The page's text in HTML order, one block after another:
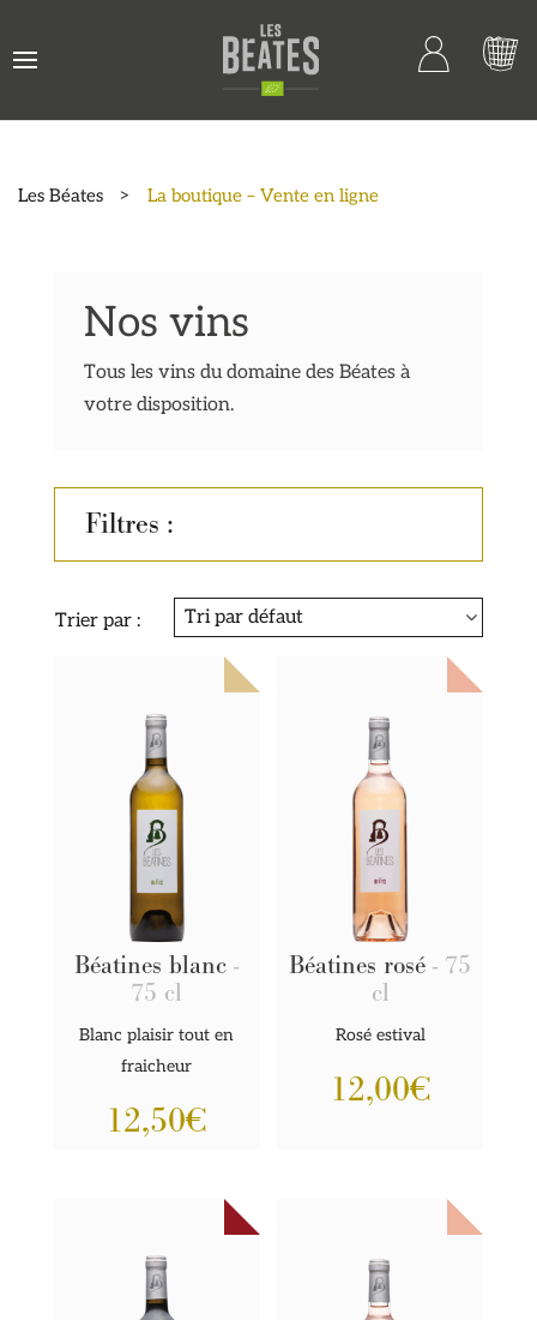
Les Béates > La boutique – Vente en ligne
Nos vins
Tous les vins du domaine des Béates à
votre disposition.
Filtres :
Trier par :
Béatines blanc -
75 cl
Blanc plaisir tout en
fraicheur
12,50€
Béatines rosé - 75
cl
Rosé estival
12,00€